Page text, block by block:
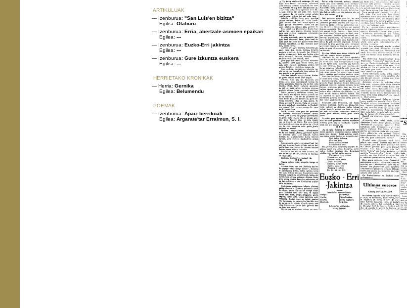
ARTIKULUAK
— Izenburua: "San Luis'en bizitza"
Egilea: Olaburu
— Izenburua: Erria, abertzale-asmoen epaikari
Egilea: ---
— Izenburua: Euzko-Erri jakintza
Egilea: ---
— Izenburua: Gure izkuntza euskera
Egilea: ---
HERRIETAKO KRONIKAK
— Herria: Gernika
Egilea: Belumendu
POEMAK
— Izenburua: Apaiz berrikoak
Egilea: Argarate'tar Erraimun, S. I.